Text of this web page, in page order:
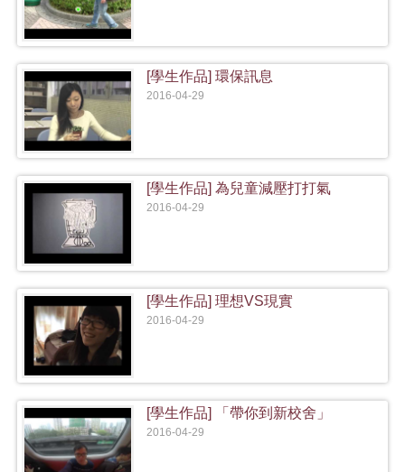
[學生作品] 環保訊息
2016-04-29
[學生作品] 為兒童減壓打打氣
2016-04-29
[學生作品] 理想VS現實
2016-04-29
[學生作品] 「帶你到新校舍」
2016-04-29